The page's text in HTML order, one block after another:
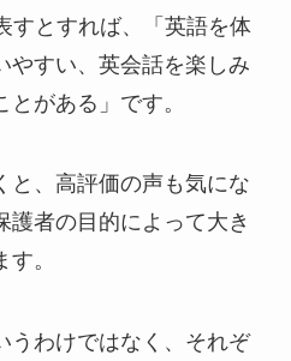
すとすれば、「英語を体
やすい、英会話を楽しみ
がある」です。
と、高評価の声も気にな
護者の目的によって大き
。
うわけではなく、それぞ